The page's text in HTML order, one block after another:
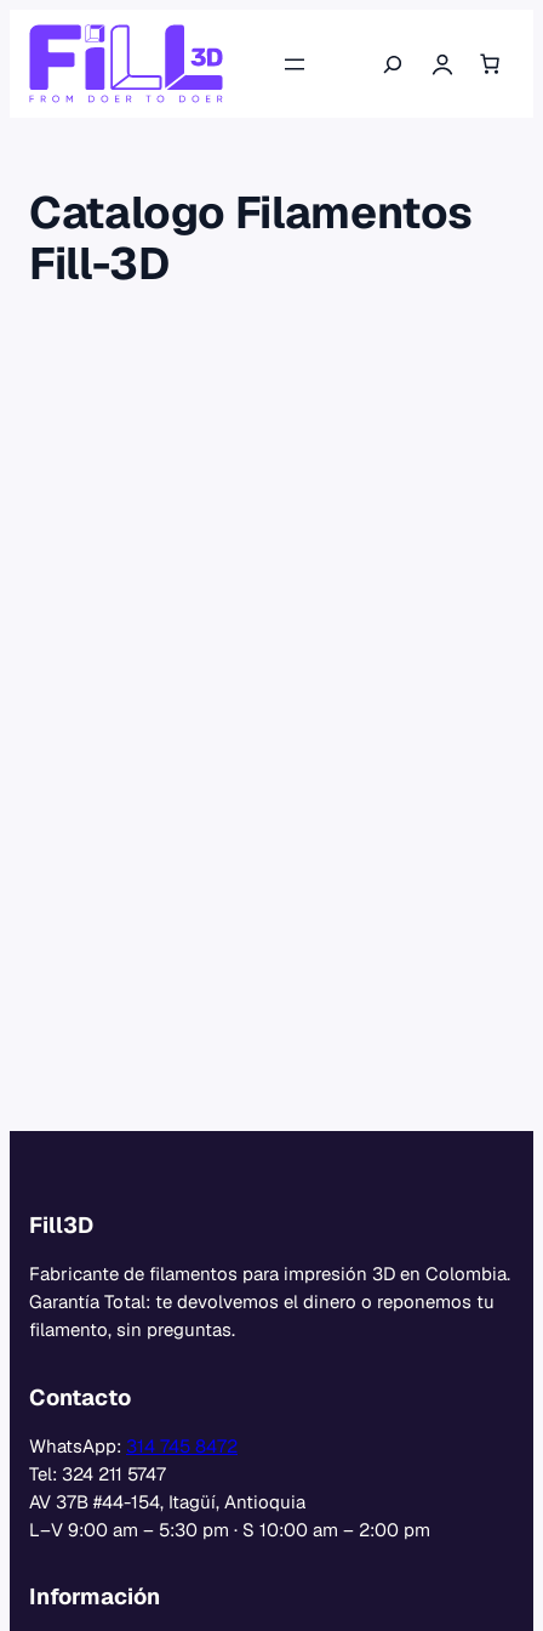
Saltar
contenido
Buscar
Catalogo Filamentos
Fill-3D
Fill3D
Fabricante de filamentos para impresión 3D en Colombia.
Garantía Total: te devolvemos el dinero o reponemos tu
filamento, sin preguntas.
Contacto
WhatsApp: 314 745 8472
Tel: 324 211 5747
AV 37B #44-154, Itagüí, Antioquia
L–V 9:00 am – 5:30 pm · S 10:00 am – 2:00 pm
Información